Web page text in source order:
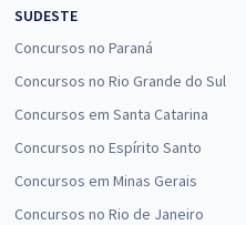
SUDESTE
Concursos no Paraná
Concursos no Rio Grande do Sul
Concursos em Santa Catarina
Concursos no Espírito Santo
Concursos em Minas Gerais
Concursos no Rio de Janeiro